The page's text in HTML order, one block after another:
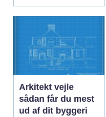
Arkitekt vejle
sådan får du mest
ud af dit byggeri